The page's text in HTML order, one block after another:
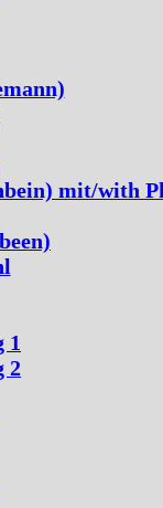
mit/with
1
2